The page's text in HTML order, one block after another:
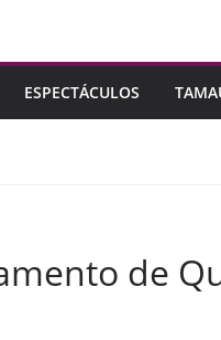
ESPECTÁCULOS
de